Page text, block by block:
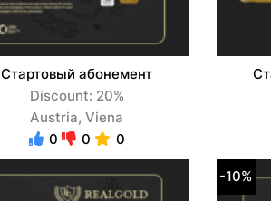
Стартовый абонемент
Discount: 20%
Austria, Viena
0
0 0
-10%